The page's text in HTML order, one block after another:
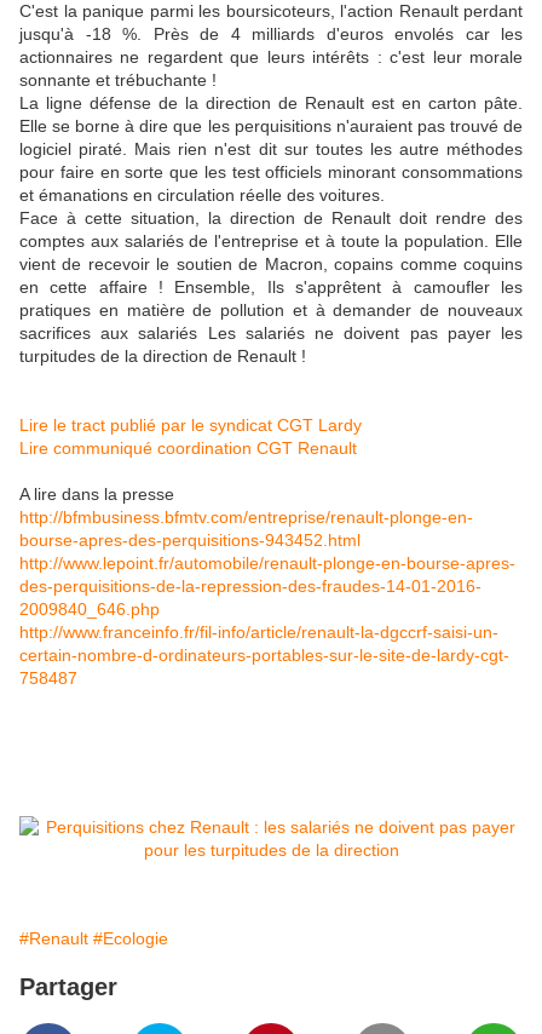
C'est la panique parmi les boursicoteurs, l'action Renault perdant
jusqu'à -18 %. Près de 4 milliards d'euros envolés car les
actionnaires ne regardent que leurs intérêts : c'est leur morale
sonnante et trébuchante !
La ligne défense de la direction de Renault est en carton pâte.
Elle se borne à dire que les perquisitions n'auraient pas trouvé de
logiciel piraté. Mais rien n'est dit sur toutes les autre méthodes
pour faire en sorte que les test officiels minorant consommations
et émanations en circulation réelle des voitures.
Face à cette situation, la direction de Renault doit rendre des
comptes aux salariés de l'entreprise et à toute la population. Elle
vient de recevoir le soutien de Macron, copains comme coquins
en cette affaire ! Ensemble, Ils s'apprêtent à camoufler les
pratiques en matière de pollution et à demander de nouveaux
sacrifices aux salariés Les salariés ne doivent pas payer les
turpitudes de la direction de Renault !
Lire le tract publié par le syndicat CGT Lardy
Lire communiqué coordination CGT Renault
A lire dans la presse
http://bfmbusiness.bfmtv.com/entreprise/renault-plonge-en-
bourse-apres-des-perquisitions-943452.html
http://www.lepoint.fr/automobile/renault-plonge-en-bourse-apres-
des-perquisitions-de-la-repression-des-fraudes-14-01-2016-
2009840_646.php
http://www.franceinfo.fr/fil-info/article/renault-la-dgccrf-saisi-un-
certain-nombre-d-ordinateurs-portables-sur-le-site-de-lardy-cgt-
758487
#Renault #Ecologie
Partager